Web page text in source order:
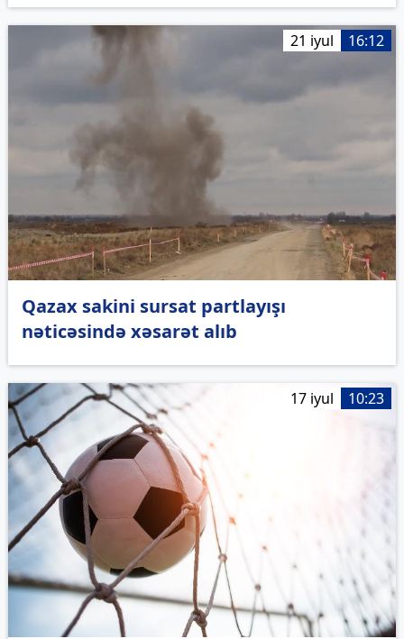
21 iyul 16:12
Qazax sakini sursat partlayışı
nəticəsində xəsarət alıb
17 iyul 10:23